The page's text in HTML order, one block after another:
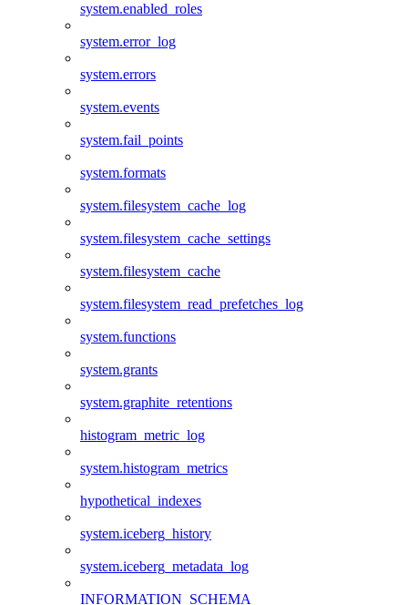
system.enabled_roles
system.error_log
system.errors
system.events
system.fail_points
system.formats
system.filesystem_cache_log
system.filesystem_cache_settings
system.filesystem_cache
system.filesystem_read_prefetches_log
system.functions
system.grants
system.graphite_retentions
histogram_metric_log
system.histogram_metrics
hypothetical_indexes
system.iceberg_history
system.iceberg_metadata_log
INFORMATION_SCHEMA